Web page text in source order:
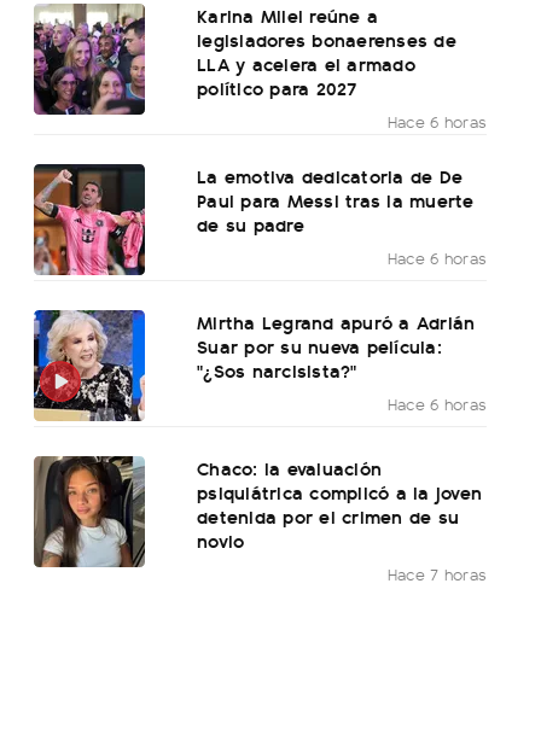
Karina Milei reúne a
legisladores bonaerenses de
LLA y acelera el armado
político para 2027
Hace 6 horas
La emotiva dedicatoria de De
Paul para Messi tras la muerte
de su padre
Hace 6 horas
Mirtha Legrand apuró a Adrián
Suar por su nueva película:
"¿Sos narcisista?"
Hace 6 horas
Chaco: la evaluación
psiquiátrica complicó a la joven
detenida por el crimen de su
novio
Hace 7 horas